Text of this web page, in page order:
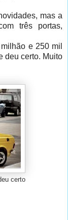
mas a
três portas,
e 250 mil
deu certo. Muito
certo